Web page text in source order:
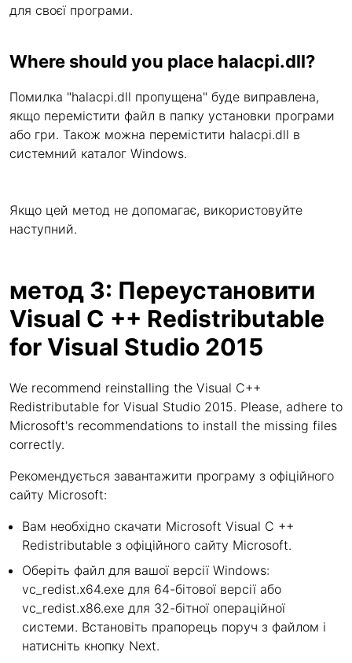
для своєї програми.
Where should you place halacpi.dll?
Помилка "halacpi.dll пропущена" буде виправлена,
якщо перемістити файл в папку установки програми
або гри. Також можна перемістити halacpi.dll в
системний каталог Windows.
Якщо цей метод не допомагає, використовуйте
наступний.
метод 3: Переустановити
Visual C ++ Redistributable
for Visual Studio 2015
We recommend reinstalling the Visual C++
Redistributable for Visual Studio 2015. Please, adhere to
Microsoft's recommendations to install the missing files
correctly.
Рекомендується завантажити програму з офіційного
сайту Microsoft:
Вам необхідно скачати Microsoft Visual C ++
Redistributable з офіційного сайту Microsoft.
Оберіть файл для вашої версії Windows:
vc_redist.x64.exe для 64-бітової версії або
vc_redist.x86.exe для 32-бітної операційної
системи. Встановіть прапорець поруч з файлом і
натисніть кнопку Next.